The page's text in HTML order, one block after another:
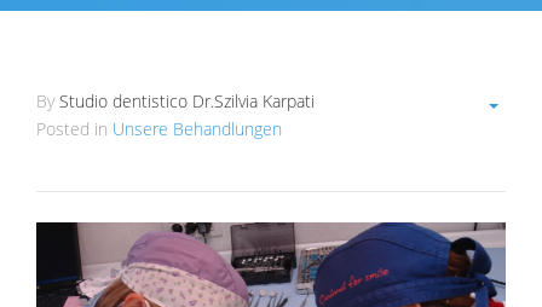
By Studio dentistico Dr.Szilvia Karpati
Posted in Unsere Behandlungen